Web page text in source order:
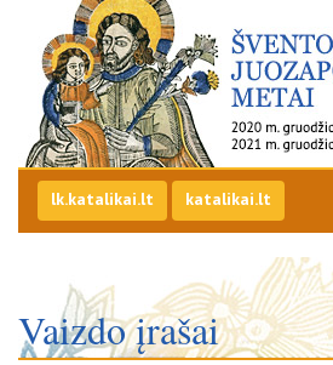
Šv. Juozapo metai
Eiti į pirmą puslapį
lk.katalikai.lt katalikai.lt
Vaizdo įrašai